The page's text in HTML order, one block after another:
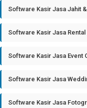
Software Kasir Jasa Jahit
Software Kasir Jasa
Software Kasir Jasa Event
Software Kasir Jasa
Software Kasir Jasa